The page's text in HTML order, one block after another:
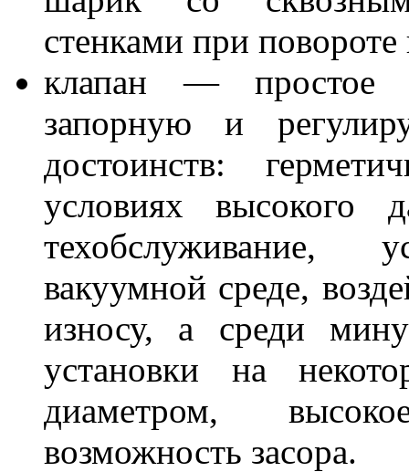
стенками при
клапан — простое
запорную и
достоинств:
условиях высокого
техобслуживание,
вакуумной среде,
износу, а среди
установки на
диаметром,
возможность засора.